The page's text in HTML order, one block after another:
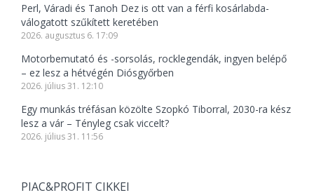
Perl, Váradi és Tanoh Dez is ott van a férfi kosárlabda-
válogatott szűkített keretében
2026. augusztus 6. 17:09
Motorbemutató és -sorsolás, rocklegendák, ingyen belépő
– ez lesz a hétvégén Diósgyőrben
2026. július 31. 12:10
Egy munkás tréfásan közölte Szopkó Tiborral, 2030-ra kész
lesz a vár – Tényleg csak viccelt?
2026. július 31. 11:56
PIAC&PROFIT CIKKEI